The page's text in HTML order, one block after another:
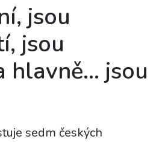
jsou
jsou
hlavně… jsou
sedm českých